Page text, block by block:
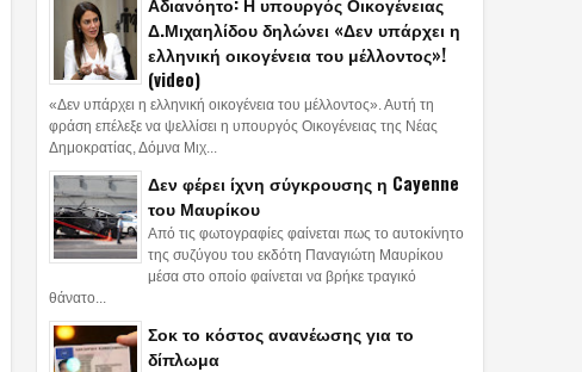
Δ.Μιχαηλίδου δηλώνει «Δεν υπάρχει η
ελληνική οικογένεια του μέλλοντος»!
(video)
«Δεν υπάρχει η ελληνική οικογένεια του μέλλοντος». Αυτή τη
φράση επέλεξε να ψελλίσει η υπουργός Οικογένειας της Νέας
Δημοκρατίας, Δόμνα Μιχ...
Δεν φέρει ίχνη σύγκρουσης η Cayenne
του Μαυρίκου
Από τις φωτογραφίες φαίνεται πως το αυτοκίνητο
της συζύγου του εκδότη Παναγιώτη Μαυρίκου
μέσα στο οποίο φαίνεται να βρήκε τραγικό
θάνατο...
Σοκ το κόστος ανανέωσης για το
δίπλωμα